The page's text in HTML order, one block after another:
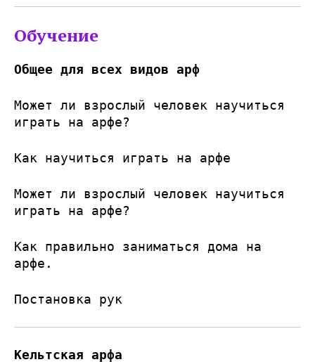
Обучение
Общее для всех видов арф
Может ли взрослый человек научиться
играть на арфе?
Как научиться играть на арфе
Может ли взрослый человек научиться
играть на арфе?
Как правильно заниматься дома на
арфе.
Постановка рук
Кельтская арфа